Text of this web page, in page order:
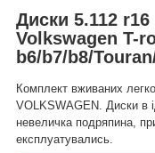
Диски 5.112
Volkswagen T-
b6/b7/b8/
Комплект вживаних
VOLKSWAGEN. Диски в
невеличка подряпина,
експлуатувались.